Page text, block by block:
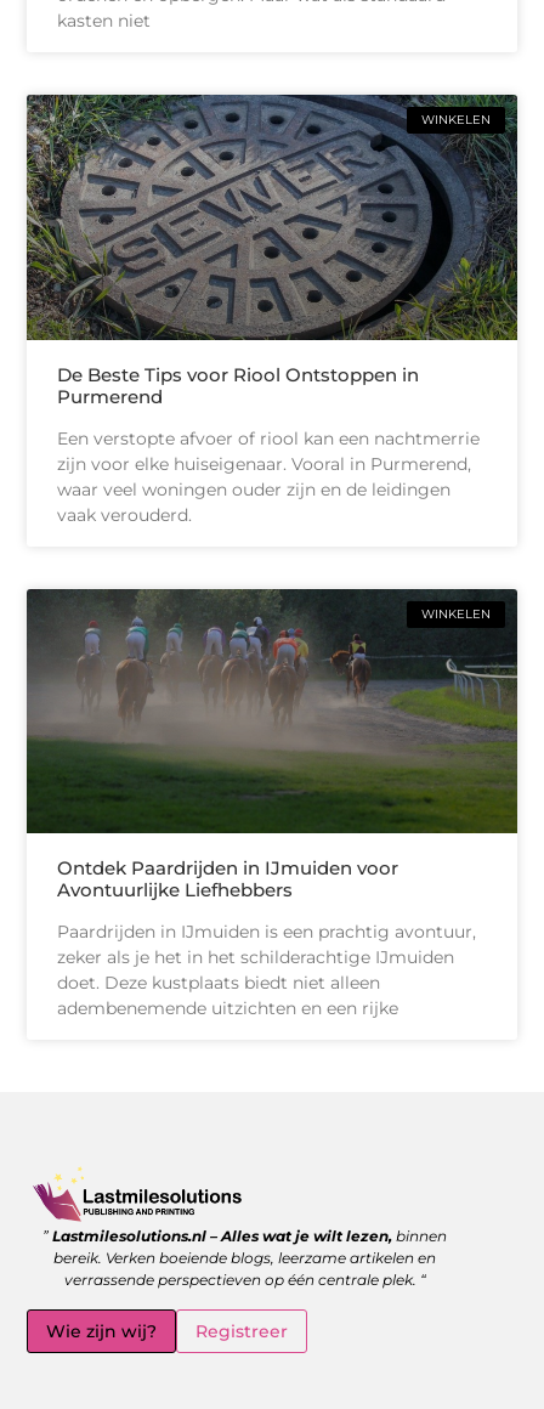
kasten niet
WINKELEN
De Beste Tips voor Riool Ontstoppen in
Purmerend
Een verstopte afvoer of riool kan een nachtmerrie
zijn voor elke huiseigenaar. Vooral in Purmerend,
waar veel woningen ouder zijn en de leidingen
vaak verouderd.
WINKELEN
Ontdek Paardrijden in IJmuiden voor
Avontuurlijke Liefhebbers
Paardrijden in IJmuiden is een prachtig avontuur,
zeker als je het in het schilderachtige IJmuiden
doet. Deze kustplaats biedt niet alleen
adembenemende uitzichten en een rijke
”Lastmilesolutions.nl – Alles wat je wilt lezen, binnen
bereik. Verken boeiende blogs, leerzame artikelen en
verrassende perspectieven op één centrale plek. “
Wie zijn wij? Registreer